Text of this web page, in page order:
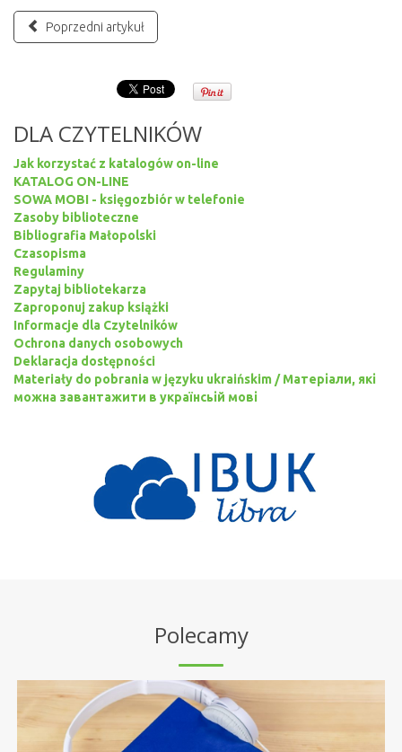
Poprzedni artykuł
DLA CZYTELNIKÓW
Jak korzystać z katalogów on-line
KATALOG ON-LINE
SOWA MOBI - księgozbiór w telefonie
Zasoby biblioteczne
Bibliografia Małopolski
Czasopisma
Regulaminy
Zapytaj bibliotekarza
Zaproponuj zakup książki
Informacje dla Czytelników
Ochrona danych osobowych
Deklaracja dostępności
Materiały do pobrania w języku ukraińskim / Матеріали, які
можна завантажити в українсьій мові
Polecamy